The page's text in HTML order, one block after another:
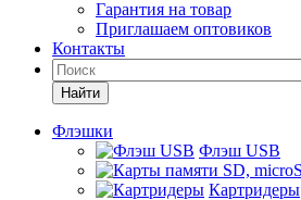
Гарантия на товар
Приглашаем оптовиков
Контакты
Найти
Флэшки
Флэш USB
Картридеры